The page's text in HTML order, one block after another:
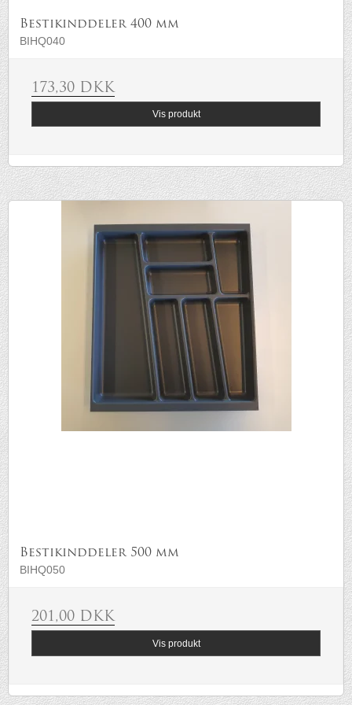
Bestikinddeler 400 mm
BIHQ040
173,30 DKK
Vis produkt
Bestikinddeler 500 mm
BIHQ050
201,00 DKK
Vis produkt